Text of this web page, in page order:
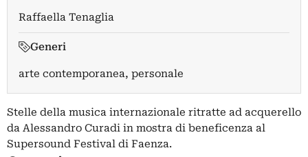
Raffaella Tenaglia
Generi
arte contemporanea, personale
Stelle della musica internazionale ritratte ad acquerello
da Alessandro Curadi in mostra di beneficenza al
Supersound Festival di Faenza.